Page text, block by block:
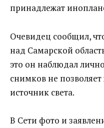
принадлежат
Очевидец сообщил,
над Самарской
это он наблюдал
снимков не
источник света.
В Сети фото и